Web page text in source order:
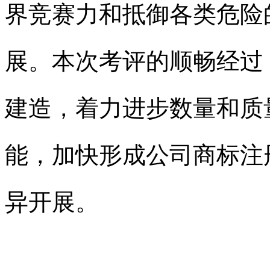
界竞赛力和抵御各类危
展。本次考评的顺畅经
建造，着力进步数量和
能，加快形成公司 商标注
异开展。